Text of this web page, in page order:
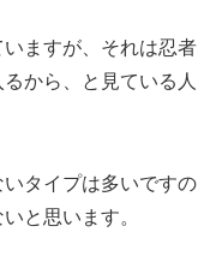
ますが、それは忍者
から、と見ている人
タイプは多いですの
と思います。